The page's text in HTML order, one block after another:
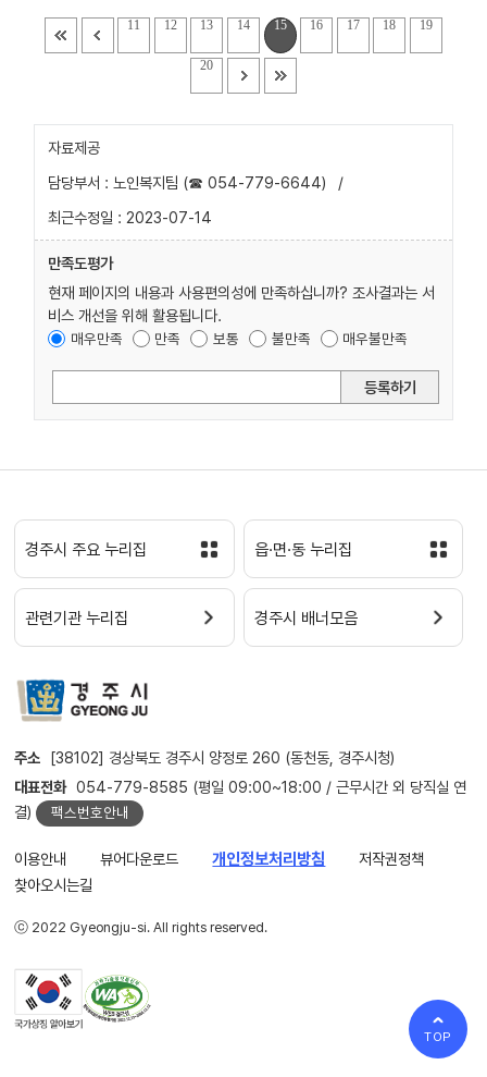
11 12 13 14 15 16 17 18 19
20
자료제공
담당부서 : 노인복지팀 (☎ 054-779-6644)
/
최근수정일 : 2023-07-14
만족도평가
현재 페이지의 내용과 사용편의성에 만족하십니까? 조사결과는 서
비스 개선을 위해 활용됩니다.
매우만족 만족 보통 불만족 매우불만족
등록하기
경주시 주요 누리집 읍·면·동 누리집
관련기관 누리집 경주시 배너모음
주소 [38102] 경상북도 경주시 양정로 260 (동천동, 경주시청)
대표전화 054-779-8585 (평일 09:00~18:00 / 근무시간 외 당직실 연
결)
팩스번호안내
이용안내 뷰어다운로드 개인정보처리방침
저작권정책
찾아오시는길
ⓒ 2022 Gyeongju-si. All rights reserved.
TOP